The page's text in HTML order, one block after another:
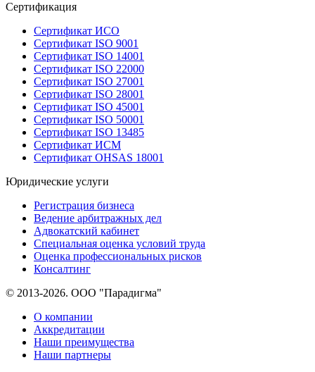
Сертификация
Сертификат ИСО
Сертификат ISO 9001
Сертификат ISO 14001
Сертификат ISO 22000
Сертификат ISO 27001
Сертификат ISO 28001
Сертификат ISO 45001
Сертификат ISO 50001
Сертификат ISO 13485
Сертификат ИСМ
Сертификат OHSAS 18001
Юридические услуги
Регистрация бизнеса
Ведение арбитражных дел
Адвокатский кабинет
Специальная оценка условий труда
Оценка профессиональных рисков
Консалтинг
© 2013-2026. ООО "Парадигма"
О компании
Аккредитации
Наши преимущества
Наши партнеры